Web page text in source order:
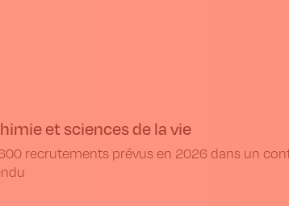
et sciences de la vie
recrutements prévus en 2026 dans un